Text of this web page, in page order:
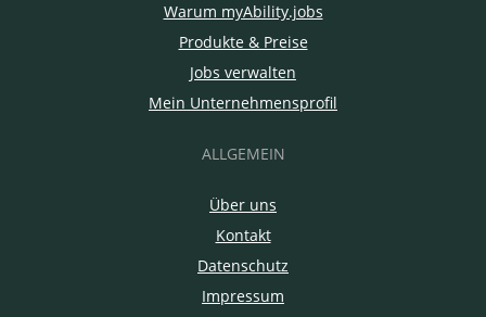
Warum myAbility.jobs
Produkte & Preise
Jobs verwalten
Mein Unternehmensprofil
ALLGEMEIN
Über uns
Kontakt
Datenschutz
Impressum